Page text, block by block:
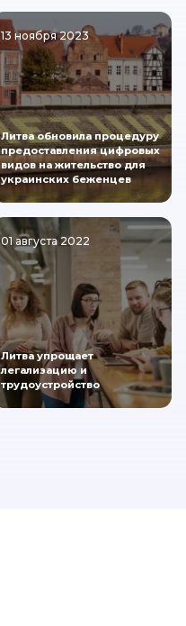
13 ноября 2023
Литва обновила процедуру
предоставления цифровых
видов на жительство для
украинских беженцев
01 августа 2022
Литва упрощает
легализацию и
трудоустройство